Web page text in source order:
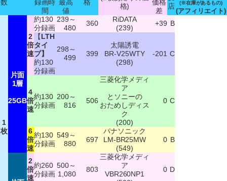
数
録画時
間
最高
値
格
格)
価格
差
店
(※在庫があるもの)
(アフィリエイト)
1
枚
片面
1層
25GB
2
倍
速
約130
分録画
239～
480
360
RiDATA
(239)
+39 B
【LTH
タイ
プ】
約130
分録画
298～
499
399
太陽誘電
BR-V25WTY
(298)
-201 C
4
倍
速
約130
分録画
200～
816
506
三菱化学メディ
ア
とソニーの
おためしディス
ク
(200)
0 C
6
倍
速
約130
分録画
549～
880
697
パナソニック
LM-BR25MW
(549)
0 B
2
倍
速
約260
分録画
500～
1,080
803
三菱化学メディ
ア
VBR260NP1
0 D